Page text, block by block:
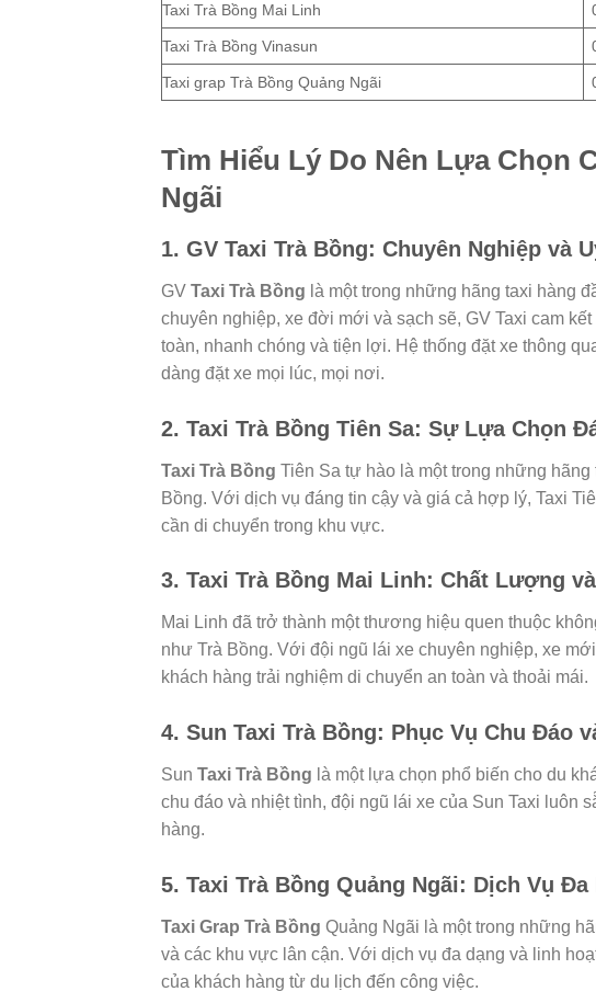
Taxi Trà Bồng Mai Linh
Taxi Trà Bồng Vinasun
Taxi grap Trà Bồng Quảng Ngãi
Tìm Hiểu Lý Do Nên Lựa Chọn
Ngãi
1. GV Taxi Trà Bồng: Chuyên Nghiệp và
GV Taxi Trà Bồng là một trong những hãng taxi hàng
chuyên nghiệp, xe đời mới và sạch sẽ, GV Taxi cam
toàn, nhanh chóng và tiện lợi. Hệ thống đặt xe thông
dàng đặt xe mọi lúc, mọi nơi.
2. Taxi Trà Bồng Tiên Sa: Sự Lựa Chọn
Taxi Trà Bồng Tiên Sa tự hào là một trong những
Bồng. Với dịch vụ đáng tin cậy và giá cả hợp lý, Taxi
cần di chuyển trong khu vực.
3. Taxi Trà Bồng Mai Linh: Chất Lượng
Mai Linh đã trở thành một thương hiệu quen thuộc
như Trà Bồng. Với đội ngũ lái xe chuyên nghiệp, xe
khách hàng trải nghiệm di chuyển an toàn và thoải mái.
4. Sun Taxi Trà Bồng: Phục Vụ Chu Đáo
Sun Taxi Trà Bồng là một lựa chọn phổ biến cho du
chu đáo và nhiệt tình, đội ngũ lái xe của Sun Taxi luôn
hàng.
5. Taxi Trà Bồng Quảng Ngãi: Dịch Vụ
Taxi Grap Trà Bồng Quảng Ngãi là một trong những
và các khu vực lân cận. Với dịch vụ đa dạng và linh
của khách hàng từ du lịch đến công việc.